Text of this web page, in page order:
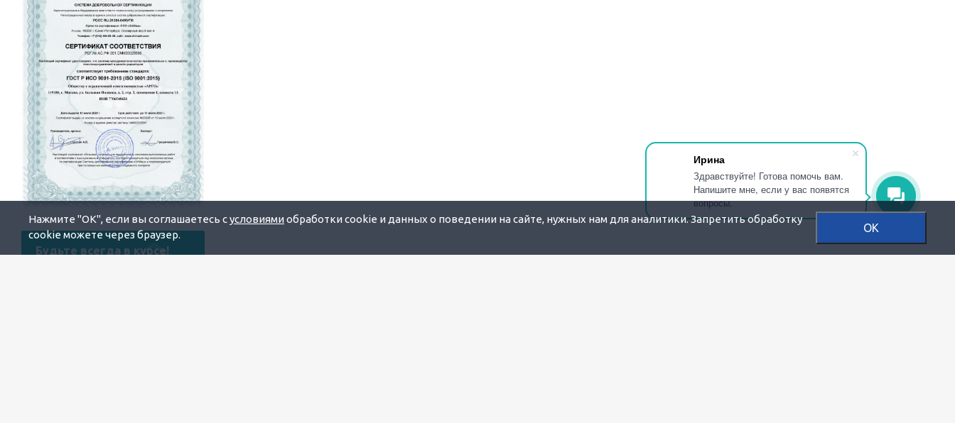
Ирина
Здравствуйте! Готова помочь вам.
Напишите мне, если у вас появятся
вопросы.
Будьте всегда в курсе!
Нажмите "OK", если вы соглашаетесь сусловиямиобработки cookie и данных о поведении на сайте, нужных нам для аналитики. Запретить обработку
cookie можете через браузер.
OK